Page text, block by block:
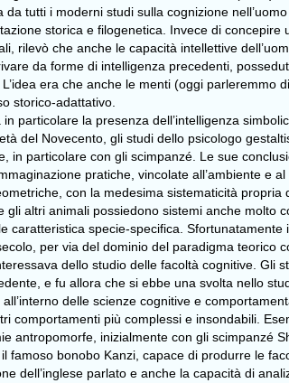
da tutti i moderni studi sulla cognizione
storica e filogenetica. Invece di concepire
rilevò che anche le capacità intellettive
da forme di intelligenza precedenti,
era che anche le menti (oggi parleremmo
storico-adattativo.
particolare la presenza dell’intelligenza
del Novecento, gli studi dello psicologo
in particolare con gli scimpanzé. Le sue
pratiche, vincolate all’ambiente e
con la medesima sistematicità propria
altri animali possiedono sistemi anche molto
caratteristica specie-specifica.
per via del dominio del paradigma teorico
dello studio delle facoltà cognitive. Gli
e fu allora che si ebbe una svolta nello
delle scienze cognitive e
comportamenti più complessi e insondabili.
antropomorfe, inizialmente con gli scimpanzé
bonobo Kanzi, capace di produrre le
dell’inglese parlato e anche la capacità di